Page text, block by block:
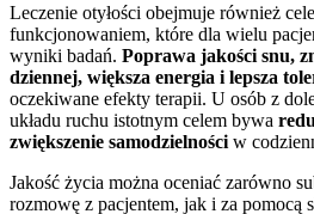
Leczenie otyłości obejmuje również
funkcjonowaniem, które dla wielu
wyniki badań. Poprawa jakości snu,
dziennej, większa energia i lepsza
oczekiwane efekty terapii. U osób z
układu ruchu istotnym celem bywa
zwiększenie samodzielności w
Jakość życia można oceniać zarówno
rozmowę z pacjentem, jak i za pomocą